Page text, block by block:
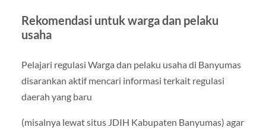
Rekomendasi untuk warga dan pelaku
usaha
Pelajari regulasi Warga dan pelaku usaha di Banyumas
disarankan aktif mencari informasi terkait regulasi
daerah yang baru
(misalnya lewat situs JDIH Kabupaten Banyumas) agar